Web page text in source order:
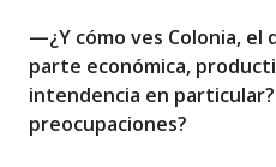
—¿Y cómo ves Colonia, el
parte económica,
intendencia en
preocupaciones?